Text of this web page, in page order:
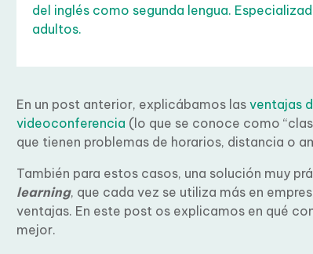
del inglés como segunda lengua.
adultos.
En un post anterior, explicábamos las ventajas
videoconferencia(lo que se conoce como
que tienen problemas de horarios, distancia o
También para estos casos, una solución muy
learning, que cada vez se utiliza más en
ventajas. En este post os explicamos en qué
mejor.